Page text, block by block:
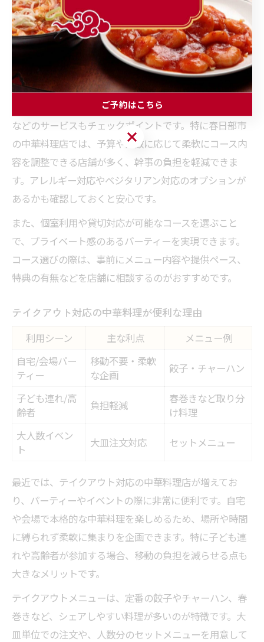
満足できるコース選びが成功のカギとなります。まず重
視したいのは、前菜からデザートまでバランスよく構成
された内容かどうかです。彩り豊かな前菜や人気の点
心、ボリューム満点のメイン料理が揃っているかを確認
しましょう。
次に、飲み放題プランの有無や、人数に応じた大皿提供
などのサービスもチェックポイントです。特に春日部市
の中華料理店では、予算や人数に応じて柔軟にコース内
容を調整できる店舗が多く、幹事の負担を軽減できま
す。アレルギー対応やベジタリアン対応のオプションが
あるかも確認しておくと安心です。
また、個室利用や貸切対応が可能なコースを選ぶこと
で、プライベート感のあるパーティーを実現できます。
コース選びの際は、事前にメニュー内容や提供ペース、
特典の有無などを店舗に相談するのがおすすめです。
テイクアウト対応の中華料理が便利な理由
利用シーン 主な利点
メニュー例
自宅/会場パー
ティー
移動不要・柔軟
な企画
餃子・チャーハン
子ども連れ/高
齢者
負担軽減
春巻きなど取り分
け料理
大人数イベン
ト
大皿注文対応 セットメニュー
最近では、テイクアウト対応の中華料理店が増えてお
り、パーティーやイベントの際に非常に便利です。自宅
や会場で本格的な中華料理を楽しめるため、場所や時間
に縛られず柔軟に集まりを企画できます。特に子ども連
れや高齢者が参加する場合、移動の負担を減らせる点も
大きなメリットです。
テイクアウトメニューは、定番の餃子やチャーハン、春
巻きなど、シェアしやすい料理が多いのが特徴です。大
皿単位での注文や、人数分のセットメニューを用意して
ご予約はこちら
ご予約はこちら